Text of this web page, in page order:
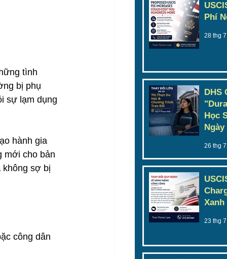
tình
bị phụ
sự lạm dụng
hành gia
mới cho bản
không sợ bị
công dân
Phí
28 thg 7
DHS
Học
Ngày
26 thg 7
23 thg 7